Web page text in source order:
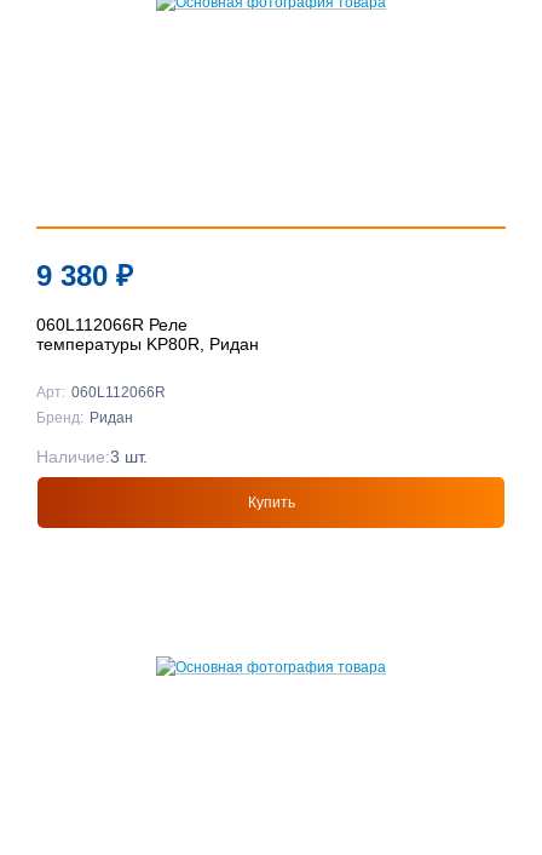
9 380 ₽
060L112066R Реле
температуры KP80R, Ридан
Арт: 060L112066R
Бренд: Ридан
Купить
Наличие:3 шт.